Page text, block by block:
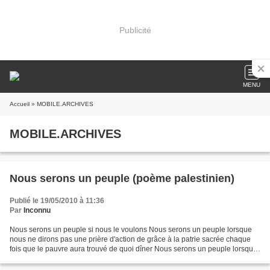
Publicité
MENU
Accueil » MOBILE.ARCHIVES
MOBILE.ARCHIVES
Nous serons un peuple (poème palestinien)
Publié le 19/05/2010 à 11:36
Par Inconnu
Nous serons un peuple si nous le voulons Nous serons un peuple lorsque
nous ne dirons pas une prière d'action de grâce à la patrie sacrée chaque
fois que le pauvre aura trouvé de quoi dîner Nous serons un peuple lorsque